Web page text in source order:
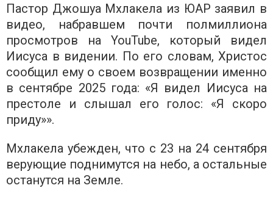
Пастор Джошуа Мхлакела из ЮАР заявил в
видео, набравшем почти полмиллиона
просмотров на YouTube, который видел
Иисуса в видении. По его словам, Христос
сообщил ему о своем возвращении именно
в сентябре 2025 года: «Я видел Иисуса на
престоле и слышал его голос: «Я скоро
приду»».
Мхлакела убежден, что с 23 на 24 сентября
верующие поднимутся на небо, а остальные
останутся на Земле.